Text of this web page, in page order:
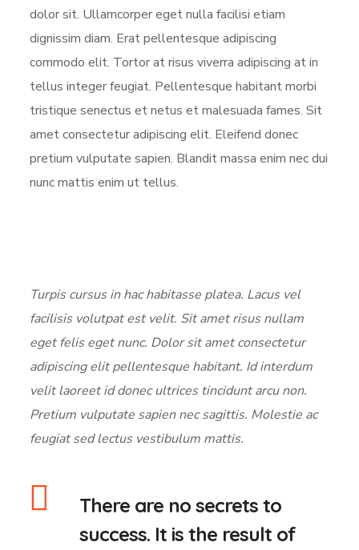
dolor sit. Ullamcorper eget nulla facilisi etiam
dignissim diam. Erat pellentesque adipiscing
commodo elit. Tortor at risus viverra adipiscing at in
tellus integer feugiat. Pellentesque habitant morbi
tristique senectus et netus et malesuada fames. Sit
amet consectetur adipiscing elit. Eleifend donec
pretium vulputate sapien. Blandit massa enim nec dui
nunc mattis enim ut tellus.
Turpis cursus in hac habitasse platea. Lacus vel
facilisis volutpat est velit. Sit amet risus nullam
eget felis eget nunc. Dolor sit amet consectetur
adipiscing elit pellentesque habitant. Id interdum
velit laoreet id donec ultrices tincidunt arcu non.
Pretium vulputate sapien nec sagittis. Molestie ac
feugiat sed lectus vestibulum mattis.
There are no secrets to
success. It is the result of